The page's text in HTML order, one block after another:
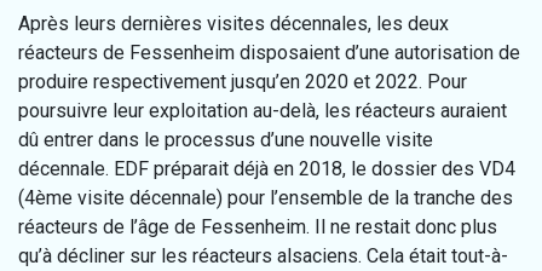
Après leurs dernières visites décennales, les deux
réacteurs de Fessenheim disposaient d’une autorisation de
produire respectivement jusqu’en 2020 et 2022. Pour
poursuivre leur exploitation au-delà, les réacteurs auraient
dû entrer dans le processus d’une nouvelle visite
décennale. EDF préparait déjà en 2018, le dossier des VD4
(4ème visite décennale) pour l’ensemble de la tranche des
réacteurs de l’âge de Fessenheim. Il ne restait donc plus
qu’à décliner sur les réacteurs alsaciens. Cela était tout-à-